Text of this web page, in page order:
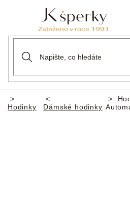
Domů
Hodinky Dámské hodinky